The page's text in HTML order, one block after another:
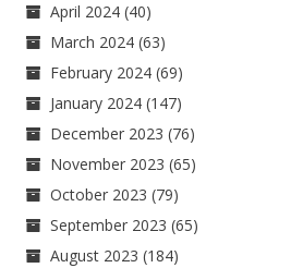
April 2024 (40)
March 2024 (63)
February 2024 (69)
January 2024 (147)
December 2023 (76)
November 2023 (65)
October 2023 (79)
September 2023 (65)
August 2023 (184)